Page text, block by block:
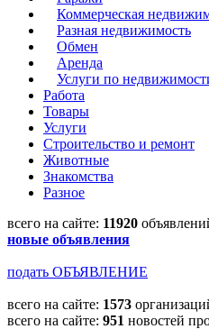
Коммерческая
Разная недвижимость
Обмен
Аренда
Услуги по
Работа
Товары
Услуги
Строительство и ремонт
Животные
Знакомства
Разное
всего на сайте: 11920
новые объявления
подать ОБЪЯВЛЕНИЕ
всего на сайте: 1573
всего на сайте: 951 новостей